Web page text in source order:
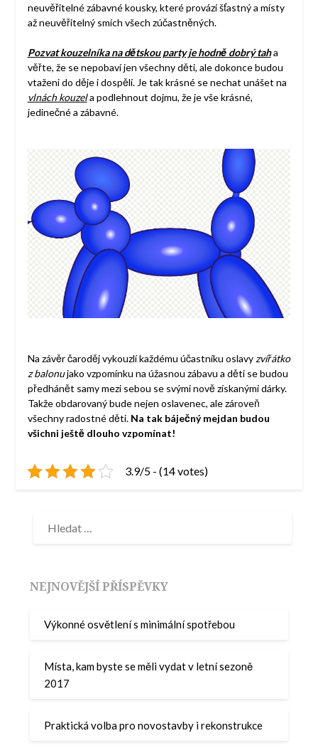
neuvěřitelné zábavné kousky, které provází šťastný a místy
až neuvěřitelný smích všech zúčastněných.
Pozvat kouzelníka na dětskou party je hodně dobrý taha
věřte, že se nepobaví jen všechny děti, ale dokonce budou
vtaženi do děje i dospělí. Je tak krásné se nechat unášet na
vlnách kouzela podlehnout dojmu, že je vše krásné,
jedinečné a zábavné.
Na závěr čaroděj vykouzlí každému účastníku oslavy zvířátko
z balonujako vzpomínku na úžasnou zábavu a děti se budou
předhánět samy mezi sebou se svými nově získanými dárky.
Takže obdarovaný bude nejen oslavenec, ale zároveň
všechny radostné děti. Na tak báječný mejdan budou
všichni ještě dlouho vzpomínat!
3.9/5 - (14 votes)
NEJNOVĚJŠÍ PŘÍSPĚVKY
Výkonné osvětlení s minimální spotřebou
Místa, kam byste se měli vydat v letní sezoně
2017
Praktická volba pro novostavby i rekonstrukce